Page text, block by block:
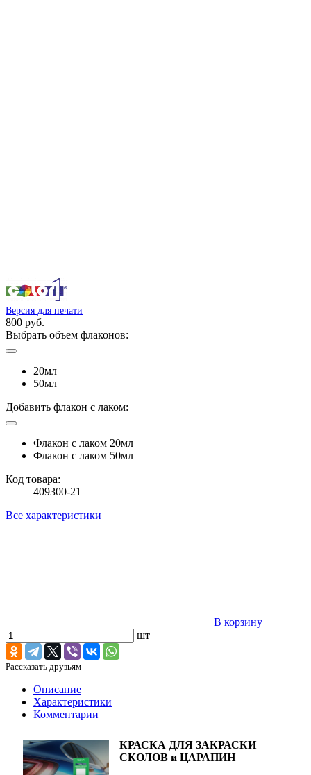
Версия для печати
800 руб.
Выбрать объем флаконов:
20мл
50мл
Добавить флакон с лаком:
Флакон с лаком 20мл
Флакон с лаком 50мл
Код товара:
409300-21
Все характеристики
В корзину
шт
Рассказать друзьям
Описание
Характеристики
Комментарии
КРАСКА ДЛЯ ЗАКРАСКИ
СКОЛОВ и ЦАРАПИН